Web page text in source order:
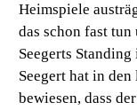
Heimspiele
das schon fast
Seegerts
Seegert hat in
bewiesen, dass